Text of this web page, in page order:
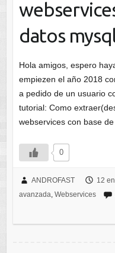
datos
Hola amigos, espero
empiezen el año 2018
a pedido de un usuario
tutorial: Como
webservices con base
0
ANDROFAST 12
avanzada, Webservices